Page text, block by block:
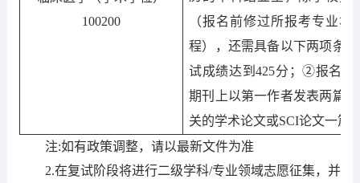
100200
（报名前修过所报考专业
程），还需具备以下两项条
试成绩达到425分； ②报名时
期刊上以第一作者发表两篇
关的学术论文或SCI论文一篇
注:如有政策调整，请以最新文件为准
2.在复试阶段将进行二级学科/专业领域志愿征集，并